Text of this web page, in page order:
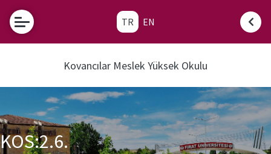
TR EN
Öğrenci
İşleri
Otomasyonu
Elemanı
Saatleri
Danışman
Listeleri
Kovancılar Meslek Yüksek Okulu
KOS:2.6.